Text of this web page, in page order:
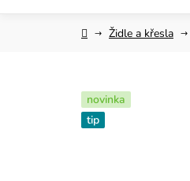
DomůŽidle a křesla
novinka
tip